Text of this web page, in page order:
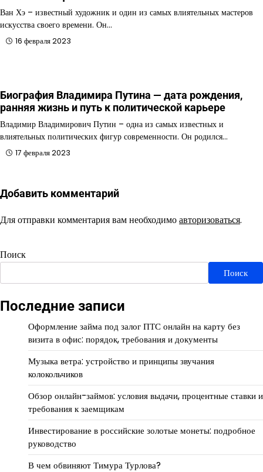
Ван Хэ – известный художник и один из самых влиятельных мастеров
искусства своего времени. Он…
16 февраля 2023
Биография Владимира Путина — дата рождения,
ранняя жизнь и путь к политической карьере
Владимир Владимирович Путин – одна из самых известных и
влиятельных политических фигур современности. Он родился…
17 февраля 2023
Добавить комментарий
Для отправки комментария вам необходимоавторизоваться.
Поиск
Поиск
Последние записи
Оформление займа под залог ПТС онлайн на карту без
визита в офис: порядок, требования и документы
Музыка ветра: устройство и принципы звучания
колокольчиков
Обзор онлайн-займов: условия выдачи, процентные ставки и
требования к заемщикам
Инвестирование в российские золотые монеты: подробное
руководство
В чем обвиняют Тимура Турлова?